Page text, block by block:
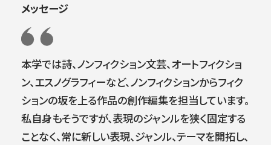
メッセージ
本学では詩、ノンフィクション文芸、オートフィクショ
ン、エスノグラフィーなど、ノンフィクションからフィク
ションの坂を上る作品の創作編集を担当しています。
私自身もそうですが、表現のジャンルを狭く固定する
ことなく、常に新しい表現、ジャンル、テーマを開拓し、